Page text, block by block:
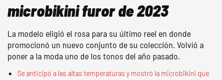
microbikini furor de 2023
La modelo eligió el rosa para su último reel en donde
promocionó un nuevo conjunto de su colección. Volvió a
poner a la moda uno de los tonos del año pasado.
Se anticipó a las altas temperaturas y mostró la microbikini que